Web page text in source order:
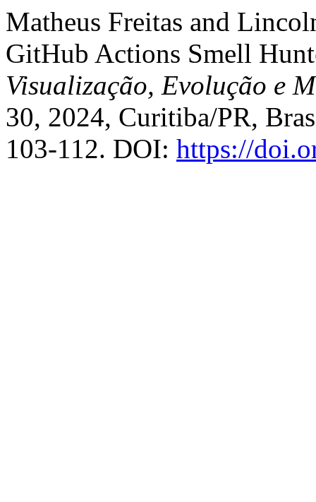
Matheus Freitas and
GitHub Actions Smell
Visualização, Evolução e
30, 2024, Curitiba/PR,
103-112. DOI: https://